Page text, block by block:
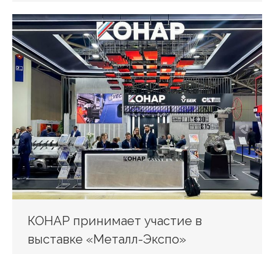
КОНАР принимает участие в
выставке «Металл-Экспо»